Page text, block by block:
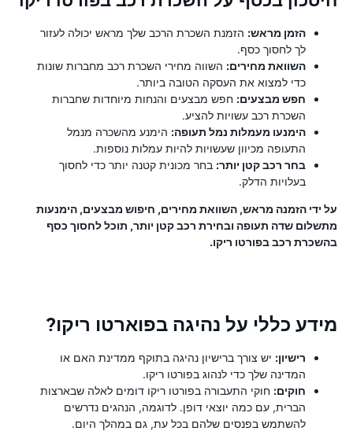
הזמן מראש: הזמנת השכרת הרכב שלך מראש יכולה לעזור
לך לחסוך כסף.
השוואת מחירים: השווה מחירי השכרת רכב מחברות שונות
כדי למצוא את העסקה הטובה ביותר.
חפש מבצעים: חפש מבצעים והנחות מיוחדות שחברות
השכרת רכב עשויות להציע.
הימנעו מעמלות נמל תעופה: הימנע מהשכרה מנמל
התעופה מכיוון שעשויות להיות עמלות נוספות.
בחר רכב קטן יותר: בחר מכונית קטנה יותר כדי לחסוך
בעלויות הדלק.
על ידי הזמנה מראש, השוואת מחירים, חיפוש מבצעים, הימנעות
מתשלום שדה תעופה ובחירת רכב קטן יותר, תוכל לחסוך כסף
בהשכרת רכב בפורטו ריקו.
מידע כללי על נהיגה בפוארטו ריקו?
רישיון: יש צורך ברישיון נהיגה בתוקף ממדינת האם או
המדינה שלך כדי לנהוג בפורטו ריקו.
חוקים: חוקי התעבורה בפורטו ריקו דומים לאלה שבארצות
הברית, עם כמה יוצאי דופן. לדוגמה, הנהגים נדרשים
להשתמש בפנסים שלהם בכל עת, גם במהלך היום.